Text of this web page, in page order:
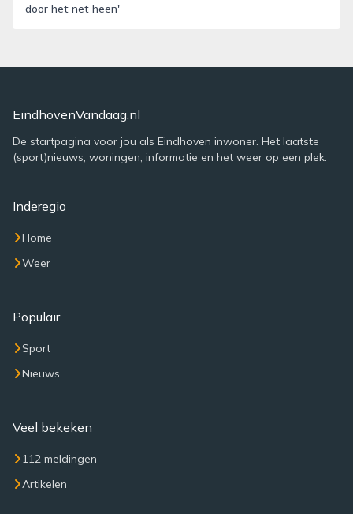
door het net heen'
EindhovenVandaag.nl
De startpagina voor jou als Eindhoven inwoner. Het laatste
(sport)nieuws, woningen, informatie en het weer op een plek.
Inderegio
Home
Weer
Populair
Sport
Nieuws
Veel bekeken
112 meldingen
Artikelen